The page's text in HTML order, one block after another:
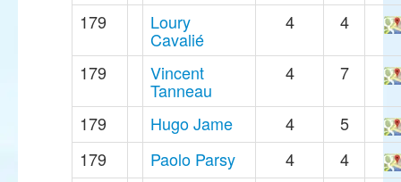
179
Loury
Cavalié
4 4
179 Vincent
Tanneau
4 7
179 Hugo Jame 4
5
179
Paolo Parsy 4
4